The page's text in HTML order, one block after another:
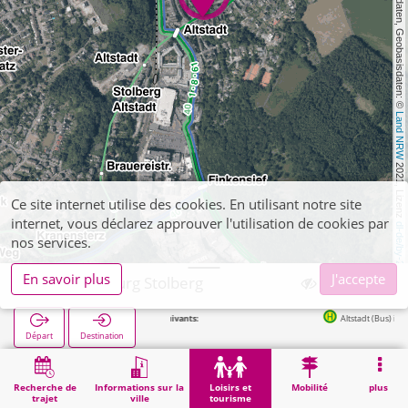
, Kartendaten, Geobasisdaten: ©
Land NRW
2021, Lizenz
dl-de/by-2-0
Recherche de
trajet
Informations sur la
ville
Loisirs et
tourisme
Mobilité plus
Stolberg, Burg Stolberg
Départ Destination
Arrêts suivants: Altstadt (Bus) in 161m
Démarrage Loisirs et tourisme Stolberg, Burg Stolberg
Ce site internet utilise des cookies. En utilisant notre site
internet, vous déclarez approuver l'utilisation de cookies par
nos services.
En savoir plus
J'accepte